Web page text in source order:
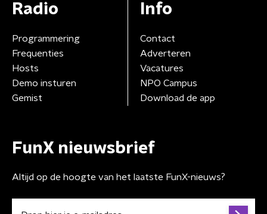
Radio
Programmering
Frequenties
Hosts
Demo insturen
Gemist
Info
Contact
Adverteren
Vacatures
NPO Campus
Download de app
FunX nieuwsbrief
Altijd op de hoogte van het laatste FunX-nieuws?